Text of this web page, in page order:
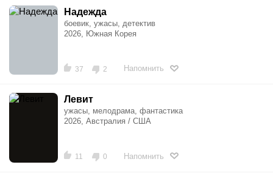
Надежда
боевик, ужасы, детектив
2026, Южная Корея
37 2 Напомнить
Левит
ужасы, мелодрама, фантастика
2026, Австралия / США
11 0 Напомнить